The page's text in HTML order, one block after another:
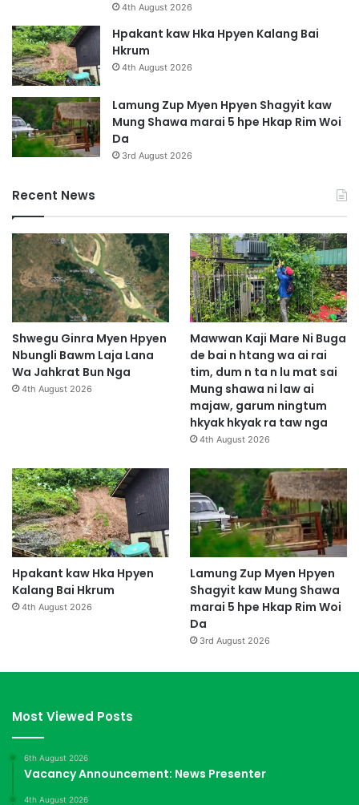
4th August 2026
Hpakant kaw Hka Hpyen Kalang Bai
Hkrum
4th August 2026
Lamung Zup Myen Hpyen Shagyit kaw
Mung Shawa marai 5 hpe Hkap Rim Woi
Da
3rd August 2026
Recent News
Shwegu Ginra Myen Hpyen
Nbungli Bawm Laja Lana
Wa Jahkrat Bun Nga
4th August 2026
Mawwan Kaji Mare Ni Buga
de bai n htang wa ai rai
tim, dum n ta n lu mat sai
Mung shawa ni law ai
majaw, garum ningtum
hkyak hkyak ra taw nga
4th August 2026
Hpakant kaw Hka Hpyen
Kalang Bai Hkrum
4th August 2026
Lamung Zup Myen Hpyen
Shagyit kaw Mung Shawa
marai 5 hpe Hkap Rim Woi
Da
3rd August 2026
Most Viewed Posts
6th August 2026
Vacancy Announcement: News Presenter
4th August 2026